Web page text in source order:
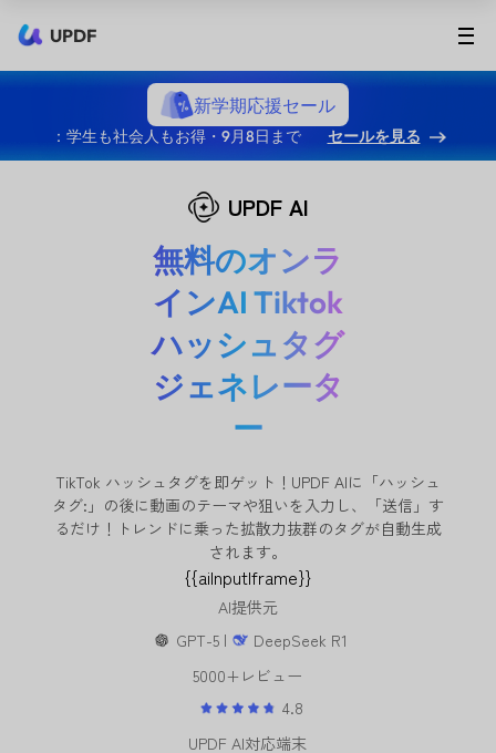
UPDF
新学期応援セール
：学生も社会人もお得・9月8日まで セールを見る
UPDF AI
無料のオンラ
インAI Tiktok
ハッシュタグ
ジェネレータ
ー
TikTok ハッシュタグを即ゲット！UPDF AIに「ハッシュ
タグ:」の後に動画のテーマや狙いを入力し、「送信」す
るだけ！トレンドに乗った拡散力抜群のタグが自動生成
されます。
{{aiInputIframe}}
AI提供元